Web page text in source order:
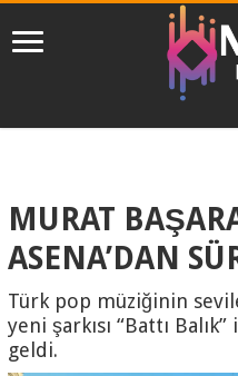
MURAT
ASENA’DAN
Türk pop müziğinin
yeni şarkısı “Battı
geldi.